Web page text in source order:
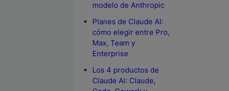
modelo de Anthropic
Planes de Claude AI:
cómo elegir entre Pro,
Max, Team y
Enterprise
Los 4 productos de
Claude AI: Claude,